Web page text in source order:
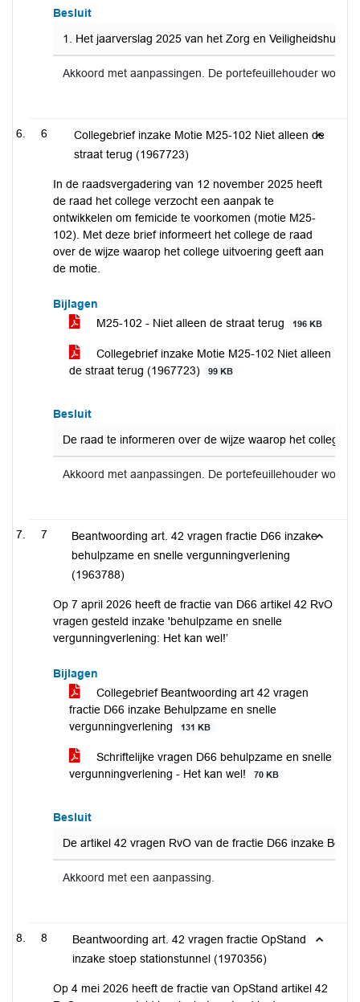
Besluit
1. Het jaarverslag 2025 van het Zorg en Veiligheidshuis
Akkoord met aanpassingen. De portefeuillehouder wordt
6
Collegebrief inzake Motie M25-102 Niet alleen de
straat terug (1967723)
In de raadsvergadering van 12 november 2025 heeft
de raad het college verzocht een aanpak te
ontwikkelen om femicide te voorkomen (motie M25-
102). Met deze brief informeert het college de raad
over de wijze waarop het college uitvoering geeft aan
de motie.
Bijlagen
M25-102 - Niet alleen de straat terug
196 KB
Collegebrief inzake Motie M25-102 Niet alleen
de straat terug (1967723)
99 KB
Besluit
De raad te informeren over de wijze waarop het college
Akkoord met aanpassingen. De portefeuillehouder wordt
7
Beantwoording art. 42 vragen fractie D66 inzake
behulpzame en snelle vergunningverlening
(1963788)
Op 7 april 2026 heeft de fractie van D66 artikel 42 RvO
vragen gesteld inzake 'behulpzame en snelle
vergunningverlening: Het kan wel!’
Bijlagen
Collegebrief Beantwoording art 42 vragen
fractie D66 inzake Behulpzame en snelle
vergunningverlening
131 KB
Schriftelijke vragen D66 behulpzame en snelle
vergunningverlening - Het kan wel!
70 KB
Besluit
De artikel 42 vragen RvO van de fractie D66 inzake
Akkoord met een aanpassing.
8
Beantwoording art. 42 vragen fractie OpStand
inzake stoep stationstunnel (1970356)
Op 4 mei 2026 heeft de fractie van OpStand artikel 42